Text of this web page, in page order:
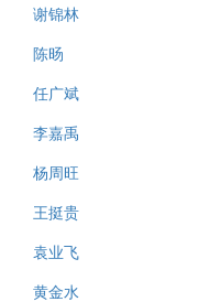
谢锦林
陈旸
任广斌
李嘉禹
杨周旺
王挺贵
袁业飞
黄金水